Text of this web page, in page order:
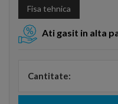
Fisa tehnica
Ati gasit in alta
Cantitate: